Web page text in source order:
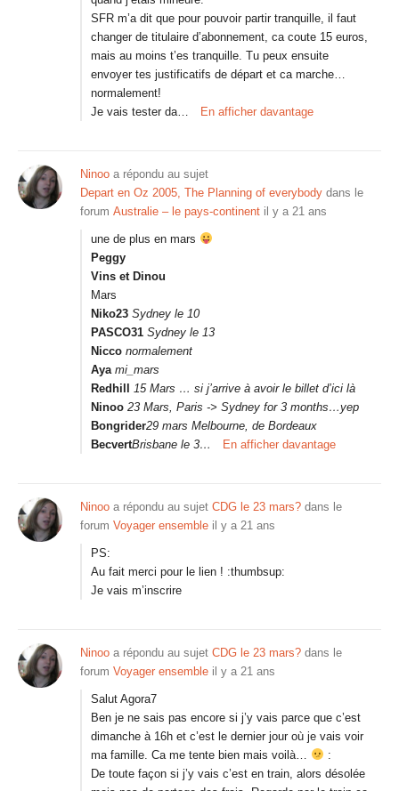
SFR m’a dit que pour pouvoir partir tranquille, il faut
changer de titulaire d’abonnement, ca coute 15 euros,
mais au moins t’es tranquille. Tu peux ensuite
envoyer tes justificatifs de départ et ca marche…
normalement!
Je vais tester da…
En afficher davantage
Ninoo a répondu au sujet
Depart en Oz 2005, The Planning of everybody dans le
forum Australie – le pays-continent il y a 21 ans
une de plus en mars
Peggy
Vins et Dinou
Mars
Niko23 Sydney le 10
PASCO31 Sydney le 13
Nicco normalement
Aya mi_mars
Redhill
15 Mars … si j’arrive à avoir le billet d’ici là
Ninoo 23 Mars, Paris -> Sydney for 3 months…yep
Bongrider29 mars Melbourne, de Bordeaux
BecvertBrisbane le 3… En afficher davantage
Ninoo a répondu au sujet CDG le 23 mars? dans le
forum Voyager ensemble il y a 21 ans
PS:
Au fait merci pour le lien ! :thumbsup:
Je vais m’inscrire
Ninoo a répondu au sujet CDG le 23 mars? dans le
forum Voyager ensemble il y a 21 ans
Salut Agora7
Ben je ne sais pas encore si j’y vais parce que c’est
dimanche à 16h et c’est le dernier jour où je vais voir
ma famille. Ca me tente bien mais voilà…
:
De toute façon si j’y vais c’est en train, alors désolée